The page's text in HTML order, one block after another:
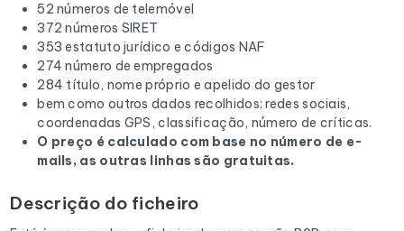
52 números de telemóvel
372 números SIRET
353 estatuto jurídico e códigos NAF
274 número de empregados
284 título, nome próprio e apelido do gestor
bem como outros dados recolhidos: redes sociais,
coordenadas GPS, classificação, número de críticas.
O preço é calculado com base no número de e-
mails, as outras linhas são gratuitas.
Descrição do ficheiro